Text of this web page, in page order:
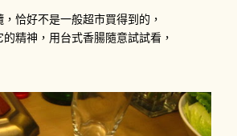
恰好不是一般超市買得到的，
精神，用台式香腸隨意試試看，